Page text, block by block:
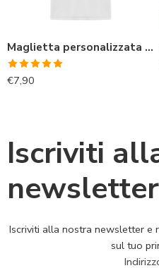
Maglietta personalizzata online unisex
Valutato
5.00su 5
€7,90
Iscriviti
newsletter
Iscriviti alla nostra newsletter e
sul tuo